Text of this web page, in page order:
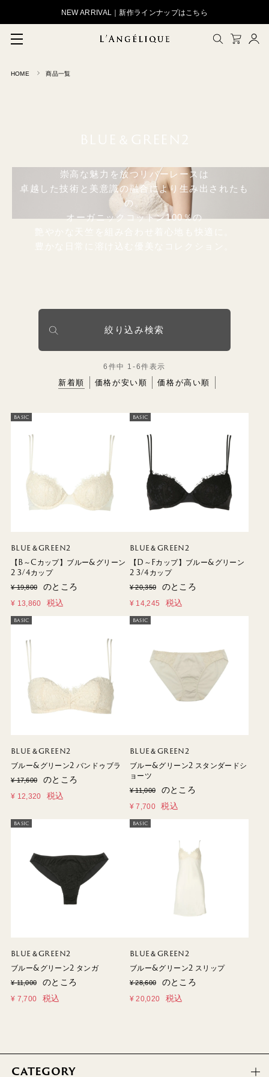
NEW ARRIVAL｜新作ラインナップはこちら
HOME 商品一覧
崇高な魅力を放つリバーレースは
卓越した技術と美意識の融合により生み出されたも
の。
オーガニックコットン100％の
絞り込み検索
6 件中 1 -6件表示
新着順 価格が安い順 価格が高い順
BASIC
BLUE＆GREEN2
【B～Cカップ】ブルー&グリーン
2 3/4カップ
¥ 19,800 のところ
¥ 13,860 税込
BASIC
BLUE＆GREEN2
【D～Fカップ】ブルー&グリーン
2 3/4カップ
¥ 20,350 のところ
¥ 14,245 税込
BASIC
BLUE＆GREEN2
ブルー&グリーン2 バンドゥブラ
¥ 17,600 のところ
¥ 12,320 税込
BASIC
BLUE＆GREEN2
ブルー&グリーン2 スタンダードシ
ョーツ
¥ 11,000 のところ
¥ 7,700 税込
BASIC
BLUE＆GREEN2
ブルー&グリーン2 タンガ
¥ 11,000 のところ
¥ 7,700 税込
BASIC
BLUE＆GREEN2
ブルー&グリーン2 スリップ
¥ 28,600 のところ
¥ 20,020 税込
CATEGORY